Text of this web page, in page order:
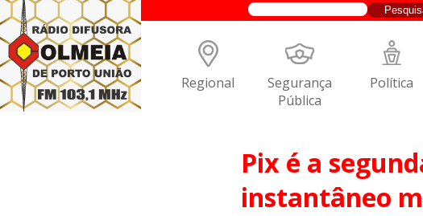
Regional Segurança
Pública
Política
Pix é a
instantâneo